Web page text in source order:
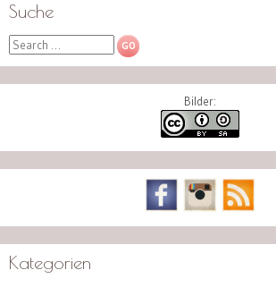
Suche
Search
Bilder:
Kategorien